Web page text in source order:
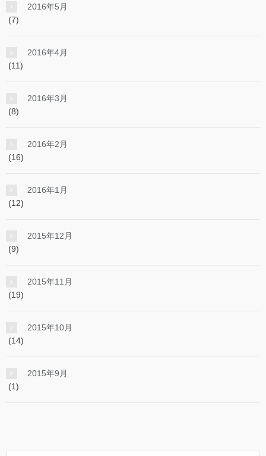
2016年5月
(7)
2016年4月
(11)
2016年3月
(8)
2016年2月
(16)
2016年1月
(12)
2015年12月
(9)
2015年11月
(19)
2015年10月
(14)
2015年9月
(1)